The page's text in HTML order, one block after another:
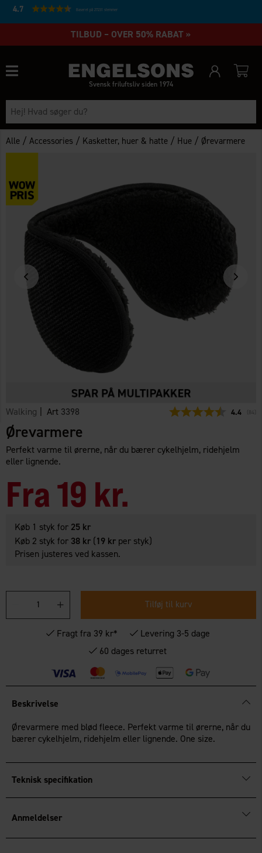
4.7 Baseret på 27231 stemmer
TILBUD – OVER 50% RABAT »
Svensk friluftsliv siden 1974
Alle /Accessories / Kasketter, huer & hatte / Hue / Ørevarmere
Walking | Art 3398 4.4 84
Ørevarmere
Perfekt varme til ørerne, når du bærer cykelhjelm, ridehjelm
eller lignende.
Fra19 kr.
Køb 1 styk for 25 kr
Køb 2 styk for 38 kr (19 kr per styk)
Prisen justeres ved kassen.
Tilføj til kurv
Fragt fra 39 kr*
Levering 3-5 dage
60 dages returret
Beskrivelse
Ørevarmere med blød fleece. Perfekt varme til ørerne, når du
bærer cykelhjelm, ridehjelm eller lignende. One size.
Teknisk specifikation
Anmeldelser